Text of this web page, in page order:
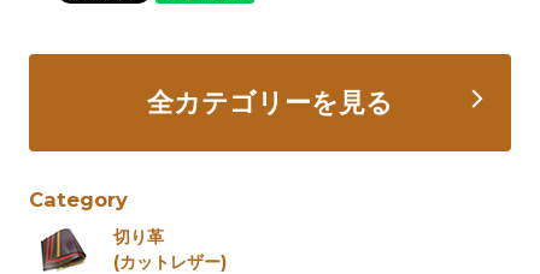
全カテゴリーを見る
Category
切り革
(カットレザー)